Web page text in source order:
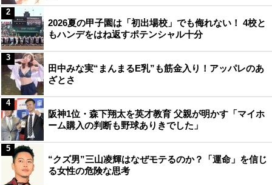
2026夏の甲子園は「初出場校」でも侮れない！ 4校と
もハンデをはね返すポテンシャル十分
2
田中みな実“まんまるE乳”も筋金入り！アッパレのあ
ざとさ
3
阪神1位・森下翔太を英才教育 父親が明かす「マイホ
ーム購入の判断も野球ありきでした」
4
“クズ男”三山凌輝はなぜモテるのか？「運命」を信じ
る女性の危険な思考
5